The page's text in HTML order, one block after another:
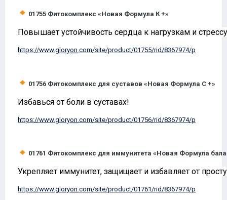
01755 Фитокомплекс «Новая Формула К +»
Повышает устойчивость сердца к нагрузкам и
https://www.gloryon .com/site/product/01755/rid/8367974/p
01756 Фитокомплекс для суставов «Новая Формула С +»
Избавься от боли в суставах!
https://www.gloryon .com/site/product/01756/rid/8367974/p
01761 Фитокомплекс для иммунитета «Новая Формула
Укрепляет иммунитет, защищает и избавляет от
https://www.gloryon.com/site/product/01761/rid/8367974/p